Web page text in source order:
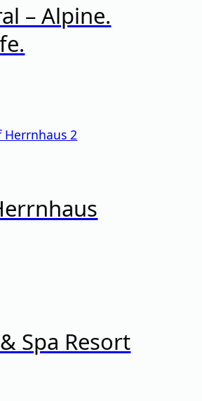
– Alpine.
Spa Resort